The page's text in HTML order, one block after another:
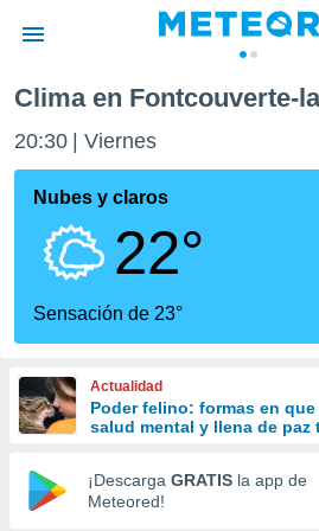
de
ha sido
calidad.
a este
las
y
forma
digital
basada
Clima en Fontcouverte-
20:30 Viernes
Nubes y claros
22°
Sensación de 23°
Actualidad
Poder felino: formas en
salud mental y llena de paz
¡Descarga GRATIS la app de
Meteored!